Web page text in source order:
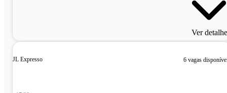
Ver
JL Expresso 6 vagas